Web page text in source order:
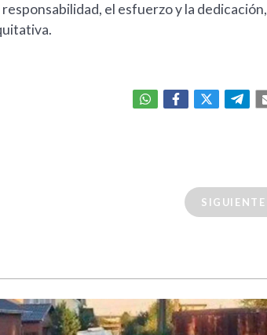
el esfuerzo y la dedicación,
SIGUIENTE